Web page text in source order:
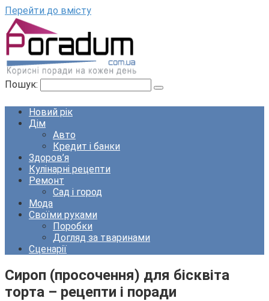
Перейти до вмісту
Пошук:
Новий рік
Дім
Авто
Кредит і банки
Здоров’я
Кулінарні рецепти
Ремонт
Сад і город
Мода
Своїми руками
Поробки
Догляд за тваринами
Сценарії
Сироп (просочення) для бісквіта
торта – рецепти і поради